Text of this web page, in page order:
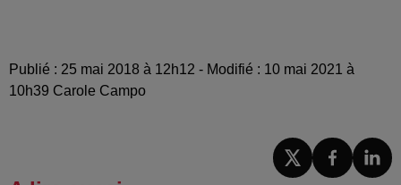
Publié : 25 mai 2018 à 12h12 - Modifié : 10 mai 2021 à
10h39 Carole Campo